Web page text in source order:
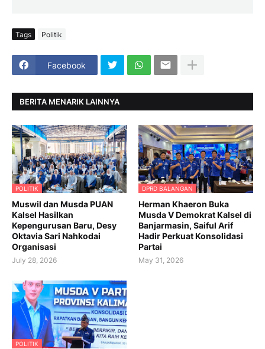
Tags Politik
Facebook
BERITA MENARIK LAINNYA
POLITIK
Muswil dan Musda PUAN
Kalsel Hasilkan
Kepengurusan Baru, Desy
Oktavia Sari Nahkodai
Organisasi
July 28, 2026
DPRD BALANGAN
Herman Khaeron Buka
Musda V Demokrat Kalsel di
Banjarmasin, Saiful Arif
Hadir Perkuat Konsolidasi
Partai
May 31, 2026
POLITIK